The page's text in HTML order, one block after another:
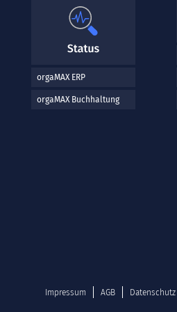
orgaMAX ERP
orgaMAX Buchhaltung
Impressum AGB Datenschutz